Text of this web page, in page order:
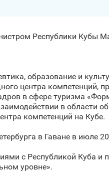
Республики Кубы
образование и
центра компетенций,
в сфере туризма
в области
компетенций на Кубе.
в Гаване в июле
с Республикой Куба и
уровне».